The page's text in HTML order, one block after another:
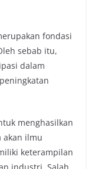
fondasi
sebab itu,
dalam
menghasilkan
akan ilmu
keterampilan
industri. Salah